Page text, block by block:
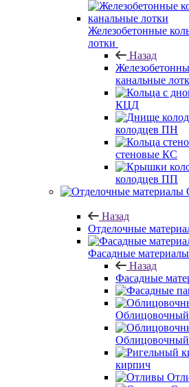
Железобетонные
лотки
Назад
канальные
КЦД
колодцев ПН
стеновые КС
колодцев ПП
Назад
Отделочные
Фасадные
Назад
Фасадные
Облицовочный
кирпич